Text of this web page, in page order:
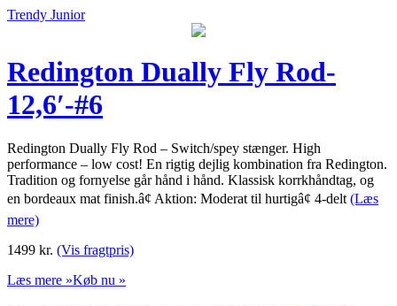
Trendy Junior
Redington Dually Fly Rod-
12,6′-#6
Redington Dually Fly Rod – Switch/spey stænger. High
performance – low cost! En rigtig dejlig kombination fra Redington.
Tradition og fornyelse går hånd i hånd. Klassisk korrkhåndtag, og
en bordeaux mat finish.â¢ Aktion: Moderat til hurtigâ¢ 4-delt (Læs
mere)
1499 kr. (Vis fragtpris)
Læs mere »Køb nu »